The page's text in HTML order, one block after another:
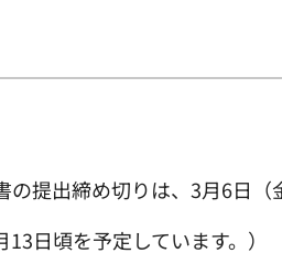
提出締め切りは、3月6日（
日頃を予定しています。）